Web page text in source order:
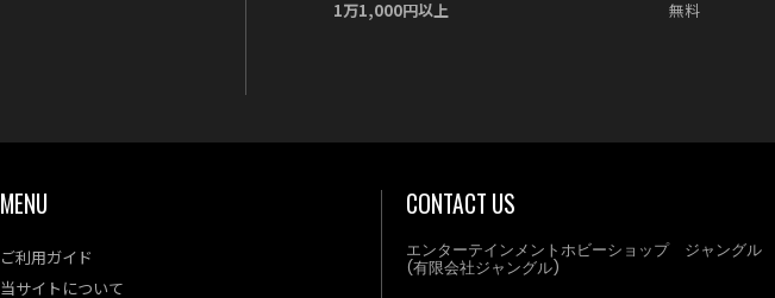
1万1,000円以上
無料
MENU
ご利用ガイド
当サイトについて
CONTACT US
エンターテインメントホビーショップ ジャングル
(有限会社ジャングル)